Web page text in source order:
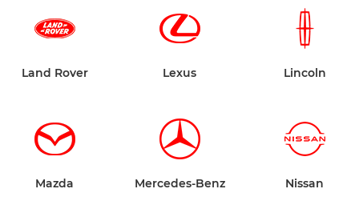
Land Rover Lexus Lincoln
Mazda Mercedes-Benz Nissan